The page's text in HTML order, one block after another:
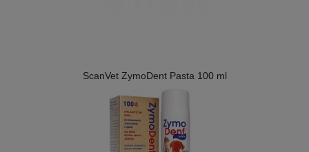
ScanVet ZymoDent Pasta 100 ml